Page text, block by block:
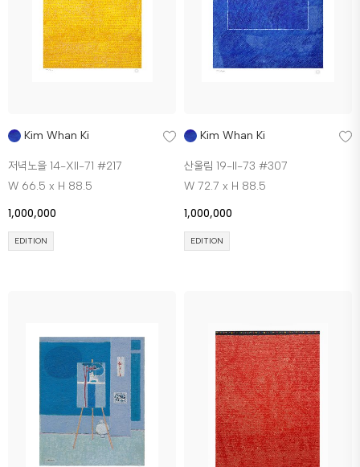
Kim Whan Ki
저녁노을 14-XII-71 #217
W 66.5 x H 88.5
1,000,000
EDITION
Kim Whan Ki
산울림 19-II-73 #307
W 72.7 x H 88.5
1,000,000
EDITION